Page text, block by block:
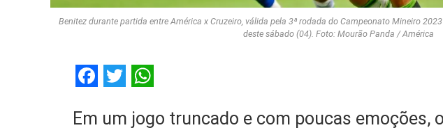
Benitez durante partida entre América x Cruzeiro, válida pela 3ª rodada do Campeonato Mineiro
deste sábado (04). Foto: Mourão Panda / América
Em um jogo truncado e com poucas emoções,